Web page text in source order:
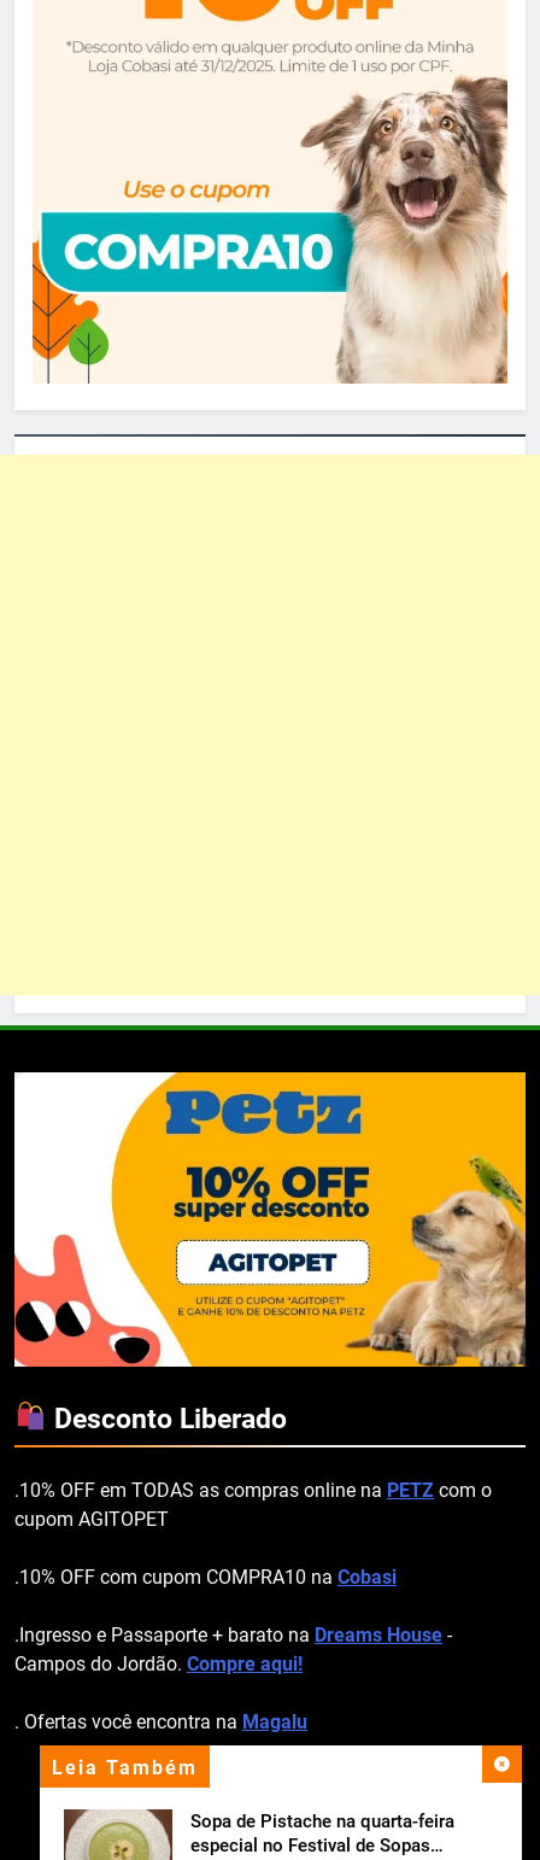
Leia Também
Sopa de Pistache na quarta-feira
especial no Festival de Sopas
Desconto Liberado
.10% OFF em TODAS as compras online na PETZ com o
cupom AGITOPET
.10% OFF com cupom COMPRA10 na Cobasi
.Ingresso e Passaporte + barato na Dreams House -
Campos do Jordão. Compre aqui!
. Ofertas você encontra na Magalu
apoio institucional